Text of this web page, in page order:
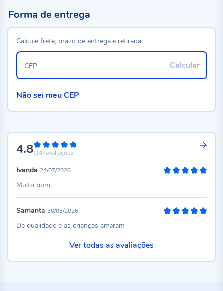
4.896%
(14) avaliações
Ivanda 24/07/2026
Muito bom
Samanta 30/03/2026
De qualidade e as crianças amaram
Ver todas as avaliações
Forma de entrega
Calcule frete, prazo de entrega e retirada
Calcular
CEP
Não sei meu CEP